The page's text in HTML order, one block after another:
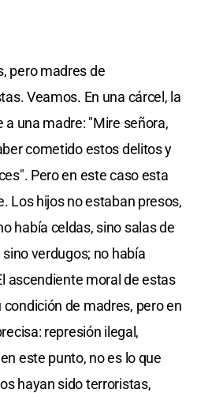
pero madres de
Veamos. En una cárcel, la
a una madre: "Mire señora,
cometido estos delitos y
Pero en este caso esta
Los hijos no estaban presos,
había celdas, sino salas de
verdugos; no había
ascendiente moral de estas
de madres, pero en
represión ilegal,
este punto, no es lo que
hayan sido terroristas,